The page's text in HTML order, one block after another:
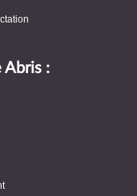
Abris :